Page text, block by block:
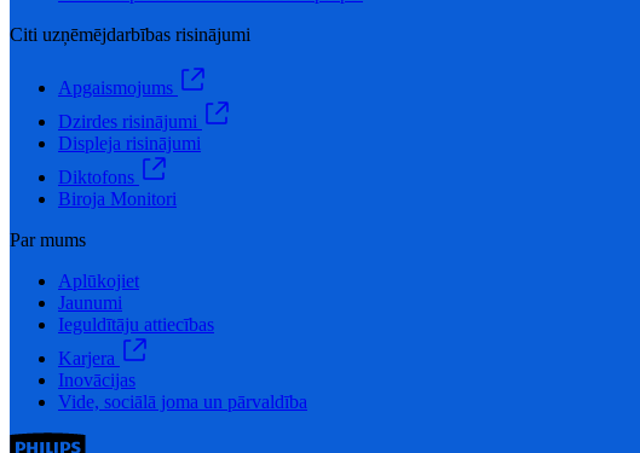
Citi uzņēmējdarbības risinājumi
Apgaismojums
Dzirdes risinājumi
Displeja risinājumi
Diktofons
Biroja Monitori
Par mums
Aplūkojiet
Jaunumi
Ieguldītāju attiecības
Karjera
Inovācijas
Vide, sociālā joma un pārvaldība